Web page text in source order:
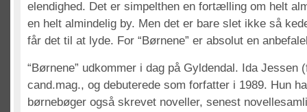
elendighed. Det er simpelthen en fortælling om helt
en helt almindelig by. Men det er bare slet ikke så
får det til at lyde. For “Børnene” er absolut en
“Børnene” udkommer i dag på Gyldendal. Ida Jessen
cand.mag., og debuterede som forfatter i 1989. Hun
børnebøger også skrevet noveller, senest